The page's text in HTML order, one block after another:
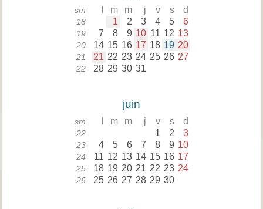
sm m m j v s d
18 1 2 3 4 5 6
19 7 8 9 10 11 12 13
20 14 15 16 17 18 19 20
21 21 22 23 24 25 26 27
22 28 29 30 31
juin
sm m m j v s d
22 1 2 3
23 4 5 6 7 8 9 10
24 11 12 13 14 15 16 17
25 18 19 20 21 22 23 24
26 25 26 27 28 29 30